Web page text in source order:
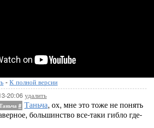
- К полной версии
20:06 удалить
# Таньча, ох, мне это тоже не понять
большинство все-таки гибло где-